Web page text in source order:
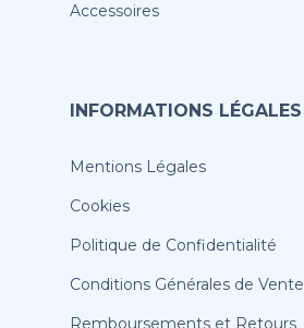
Accessoires
INFORMATIONS LÉGALES
Mentions Légales
Cookies
Politique de Confidentialité
Conditions Générales de Vente
Remboursements et Retours